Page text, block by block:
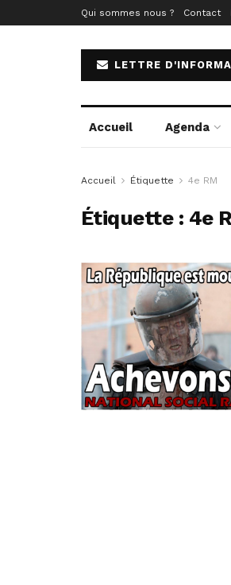
Qui sommes nous ? Contact
LETTRE
Accueil Agenda
Accueil Étiquette 4e RM
Étiquette : 4e